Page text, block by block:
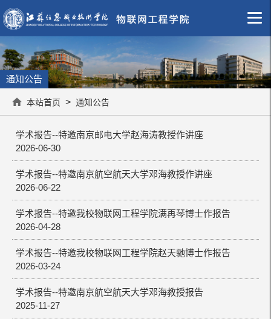
通知公告
本站首页 > 通知公告
学术报告--特邀南京邮电大学赵海涛教授作讲座
2026-06-30
学术报告--特邀南京航空航天大学邓海教授作讲座
2026-06-22
学术报告--特邀我校物联网工程学院满再琴博士作报告
2026-04-28
学术报告--特邀我校物联网工程学院赵天驰博士作报告
2026-03-24
学术报告--特邀南京航空航天大学邓海教授报告
2025-11-27